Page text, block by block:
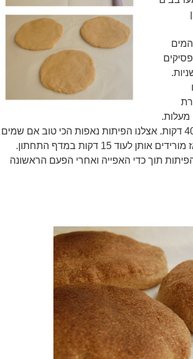
המתכון המקורי מורה לאפות את הפיתות 40-50 דקות. אצלנו הפיתות נאפות הכי טוב אם שמים
אותן במדף האמצעי של התנור ל- 15 דקות, ואז מורידים אותן לעוד 15 דקות במדף התחתון.
תוך כדי האפייה ואחרי הפעם הראשונה